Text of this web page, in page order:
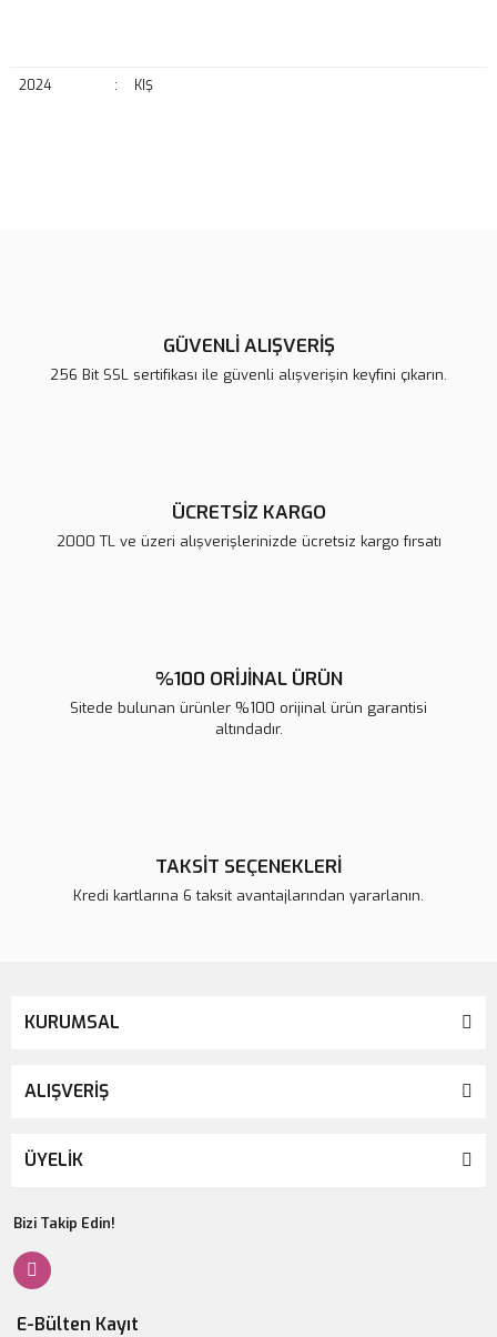
2024 : KIŞ
Ürün açıklamasında eksik bilgiler bulunuyor.
GÜVENLİ ALIŞVERİŞ
256 Bit SSL sertifikası ile güvenli alışverişin keyfini çıkarın.
ÜCRETSİZ KARGO
2000 TL ve üzeri alışverişlerinizde ücretsiz kargo fırsatı
%100 ORİJİNAL ÜRÜN
Sitede bulunan ürünler %100 orijinal ürün garantisi
altındadır.
TAKSİT SEÇENEKLERİ
Kredi kartlarına 6 taksit avantajlarından yararlanın.
KURUMSAL
ALIŞVERİŞ
ÜYELİK
Bizi Takip Edin!
E-Bülten Kayıt